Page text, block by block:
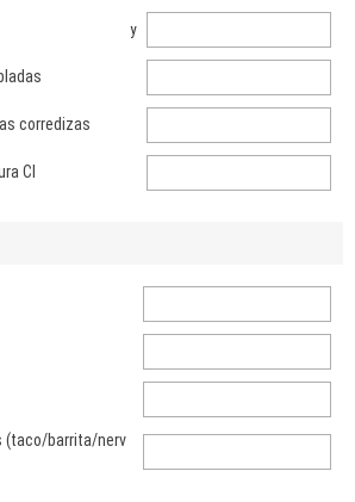
y
corredizas
CI
(taco/barrita/nerv